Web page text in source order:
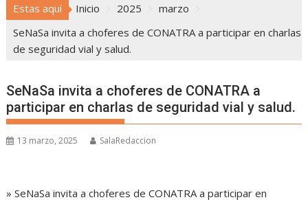
Estas aquí Inicio 2025
marzo
SeNaSa invita a choferes de CONATRA a participar en charlas
de seguridad vial y salud.
SeNaSa invita a choferes de CONATRA a
participar en charlas de seguridad vial y salud.
13 marzo, 2025 SalaRedaccion
» SeNaSa invita a choferes de CONATRA a participar en